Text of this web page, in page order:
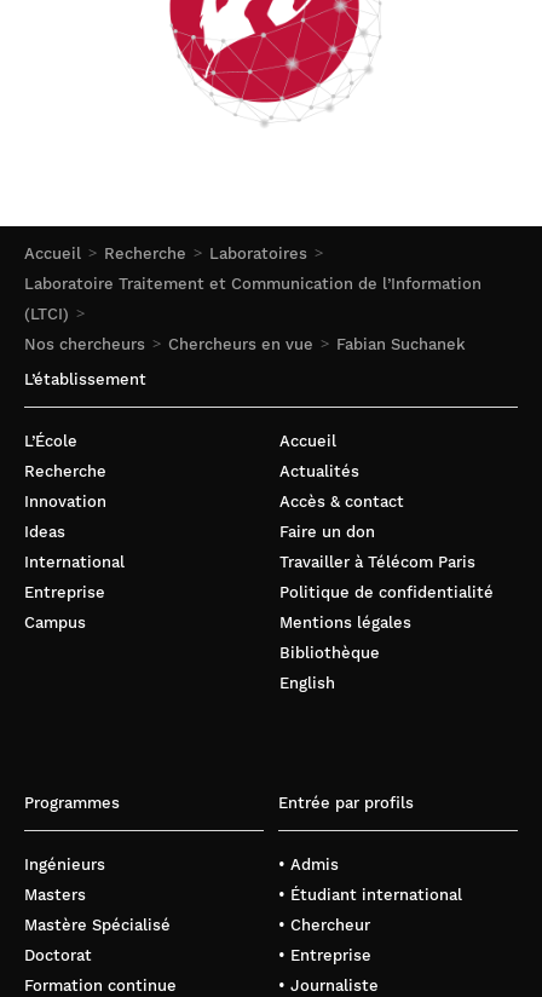
Accueil Recherche
Laboratoires
Laboratoire Traitement et Communication de l’Information
(LTCI)
Nos chercheurs
Chercheurs en vue Fabian Suchanek
L’établissement
L’École
Recherche
Innovation
Ideas
International
Entreprise
Campus
Accueil
Actualités
Accès & contact
Faire un don
Travailler à Télécom Paris
Politique de confidentialité
Mentions légales
Bibliothèque
English
Programmes
Ingénieurs
Masters
Mastère Spécialisé
Doctorat
Formation continue
Entrée par profils
• Admis
• Étudiant international
• Chercheur
• Entreprise
• Journaliste